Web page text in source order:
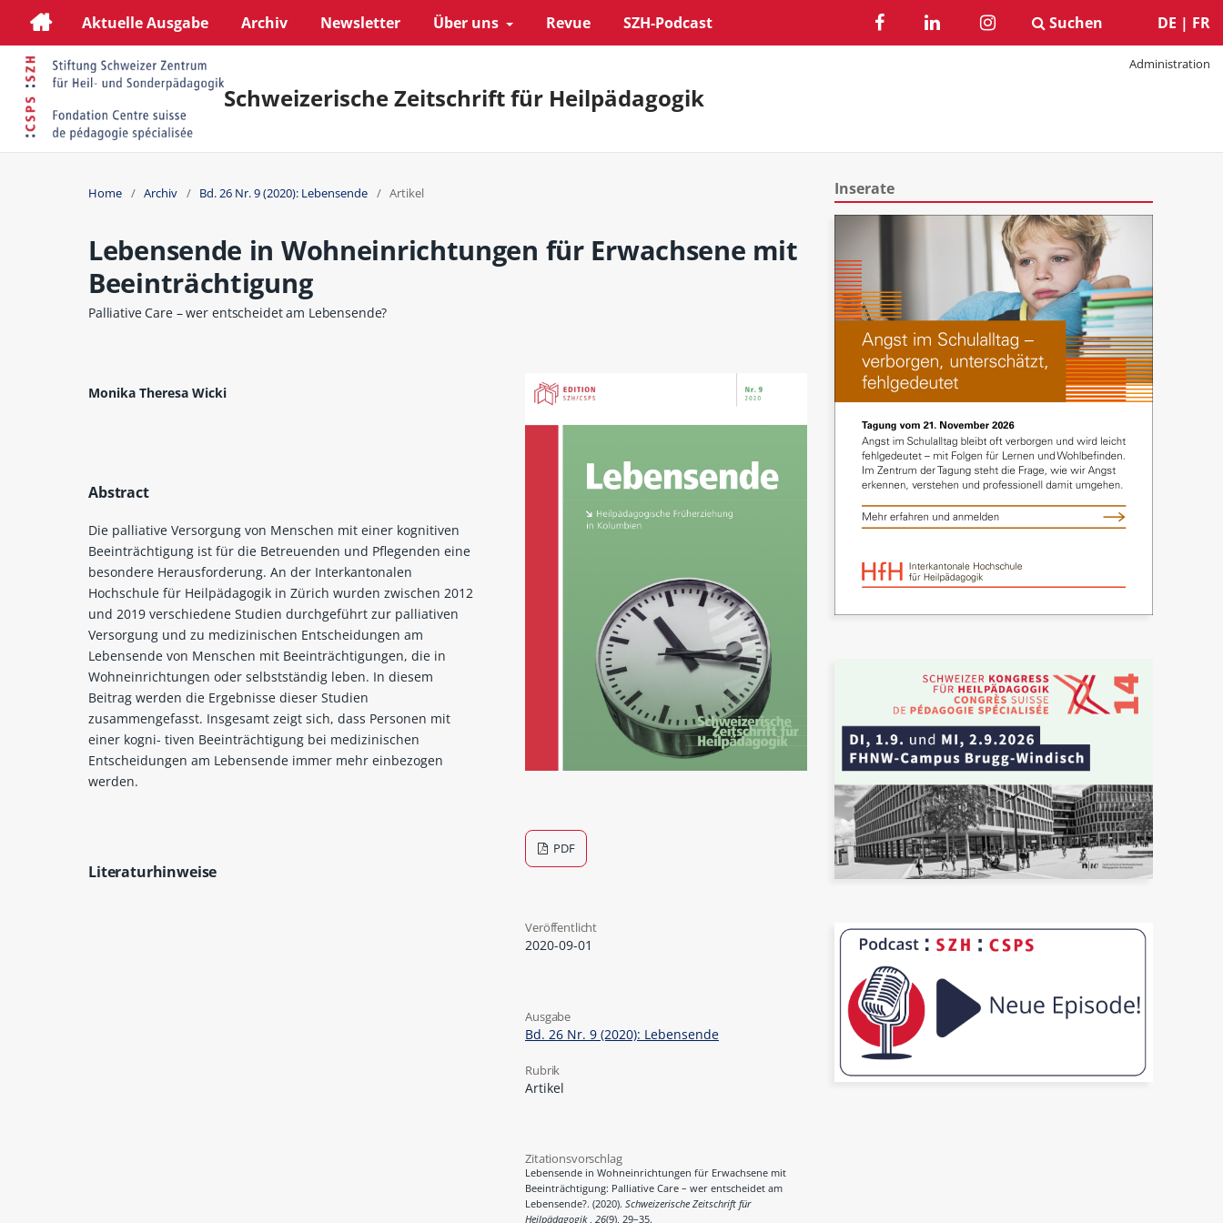
Aktuelle Ausgabe Archiv Newsletter Über uns Revue SZH-Podcast
Administration
DE | FR
Suchen
Schweizerische Zeitschrift für Heilpädagogik
Home / Archiv / Bd. 26 Nr. 9 (2020): Lebensende / Artikel
Lebensende in Wohneinrichtungen für Erwachsene mit
Beeinträchtigung
Palliative Care – wer entscheidet am Lebensende?
Monika Theresa Wicki
Abstract
Die palliative Versorgung von Menschen mit einer kognitiven
Beeinträchtigung ist für die Betreuenden und Pflegenden eine
besondere Herausforderung. An der Interkantonalen
Hochschule für Heilpädagogik in Zürich wurden zwischen 2012
und 2019 verschiedene Studien durchgeführt zur palliativen
Versorgung und zu medizinischen Entscheidungen am
Lebensende von Menschen mit Beeinträchtigungen, die in
Wohneinrichtungen oder selbstständig leben. In diesem
Beitrag werden die Ergebnisse dieser Studien
zusammengefasst. Insgesamt zeigt sich, dass Personen mit
einer kogni- tiven Beeinträchtigung bei medizinischen
Entscheidungen am Lebensende immer mehr einbezogen
werden.
Literaturhinweise
PDF
Veröffentlicht
2020-09-01
Ausgabe
Bd. 26 Nr. 9 (2020): Lebensende
Rubrik
Artikel
Zitationsvorschlag
Lebensende in Wohneinrichtungen für Erwachsene mit
Beeinträchtigung: Palliative Care – wer entscheidet am
Lebensende?. (2020).Schweizerische Zeitschrift für
Heilpädagogik ,26(9), 29–35.
Inserate